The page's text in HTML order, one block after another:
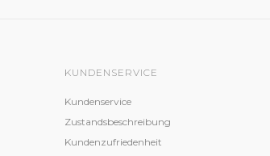
KUNDENSERVICE
Kundenservice
Zustandsbeschreibung
Kundenzufriedenheit